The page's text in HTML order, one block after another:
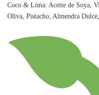
Coco & Lima: Aceite de Soya,
Oliva, Pistacho, Almendra